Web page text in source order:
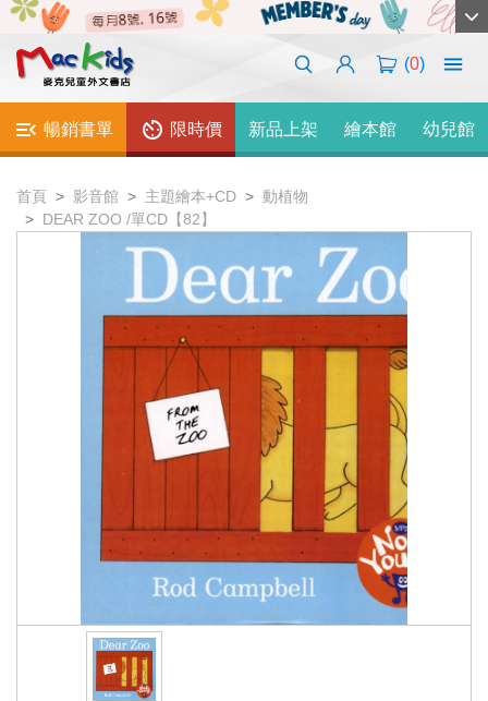
(0)
暢銷書單 限時價 新品上架 繪本館 幼兒館
首頁 影音館 主題繪本+CD
動植物
DEAR ZOO /單CD【82】